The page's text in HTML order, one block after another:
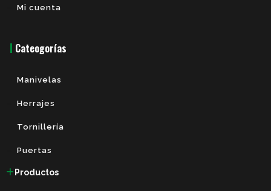
Mi cuenta
Cateogorías
Manivelas
Herrajes
Tornillería
Puertas
Productos